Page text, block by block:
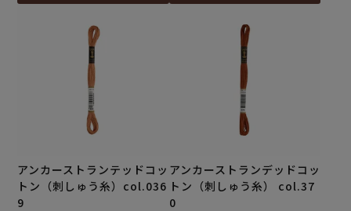
アンカーストランテッドコッ
トン（刺しゅう糸）col.036
9
アンカーストランデッドコッ
トン（刺しゅう糸） col.37
0